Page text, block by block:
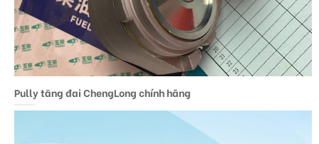
Pully tăng đai ChengLong chính hãng